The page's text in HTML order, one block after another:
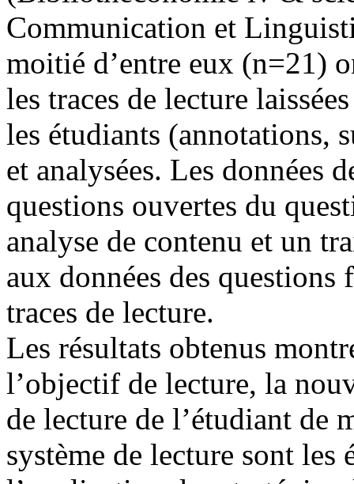
Communication et
moitié d’entre eux (n=21)
les traces de lecture
les étudiants (annotations,
et analysées. Les données
questions ouvertes du
analyse de contenu et un
aux données des questions
traces de lecture.
Les résultats obtenus
l’objectif de lecture, la
de lecture de l’étudiant de
système de lecture sont